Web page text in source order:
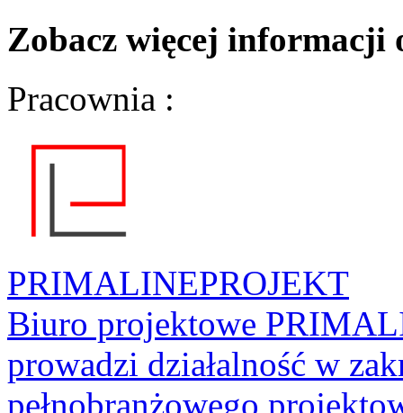
Zobacz więcej
Pracownia :
PRIMALINEPROJEKT
Biuro projektowe
prowadzi działalność w
pełnobranżowego